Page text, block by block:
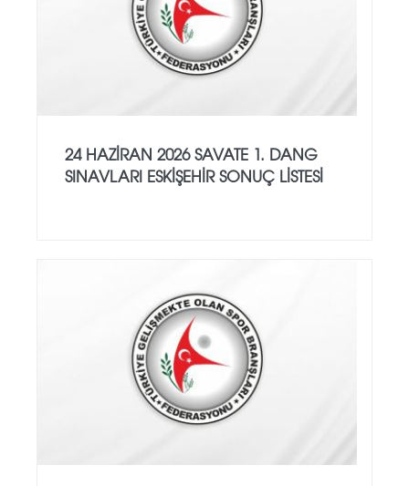
24 HAZİRAN 2026 SAVATE 1. DANG
SINAVLARI ESKİŞEHİR SONUÇ LİSTESİ